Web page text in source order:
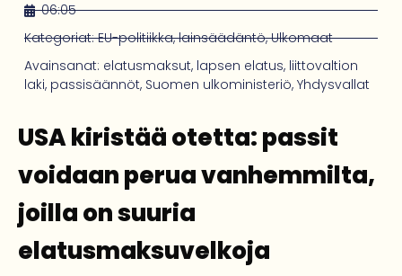
06:05
Kategoriat: EU-politiikka,lainsäädäntö,Ulkomaat
Avainsanat: elatusmaksut, lapsen elatus, liittovaltion
laki, passisäännöt, Suomen ulkoministeriö, Yhdysvallat
USA kiristää otetta: passit
voidaan perua vanhemmilta,
joilla on suuria
elatusmaksuvelkoja